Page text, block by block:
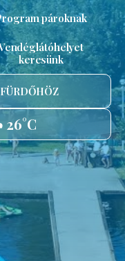
pároknak
keresünk